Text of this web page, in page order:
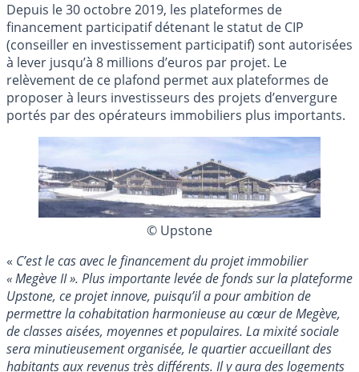
Depuis le 30 octobre 2019, les plateformes de
financement participatif détenant le statut de CIP
(conseiller en investissement participatif) sont autorisées
à lever jusqu’à 8 millions d’euros par projet. Le
relèvement de ce plafond permet aux plateformes de
proposer à leurs investisseurs des projets d’envergure
portés par des opérateurs immobiliers plus importants.
© Upstone
« C’est le cas avec le financement du projet immobilier
« Megève II ». Plus importante levée de fonds sur la plateforme
Upstone, ce projet innove, puisqu’il a pour ambition de
permettre la cohabitation harmonieuse au cœur de Megève,
de classes aisées, moyennes et populaires. La mixité sociale
sera minutieusement organisée, le quartier accueillant des
habitants aux revenus très différents. Il y aura des logements